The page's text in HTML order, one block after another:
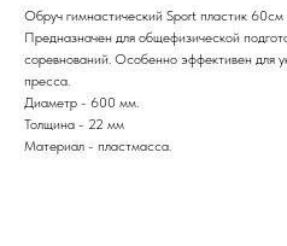
Обруч гимнастический Sport пластик 60см
Предназначен для общефизической
соревнований. Особенно эффективен для
пресса.
Диаметр - 600 мм.
Толщина - 22 мм
Материал - пластмасса.